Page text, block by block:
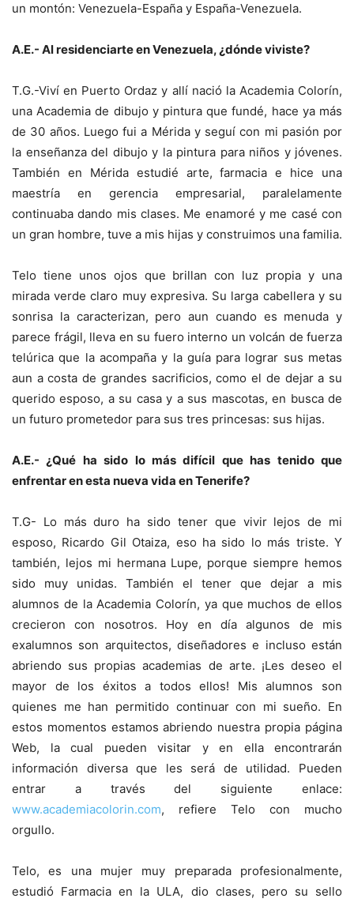
un montón: Venezuela-España y España-Venezuela.
A.E.- Al residenciarte en Venezuela, ¿dónde viviste?
T.G.-Viví en Puerto Ordaz y allí nació la Academia Colorín,
una Academia de dibujo y pintura que fundé, hace ya más
de 30 años. Luego fui a Mérida y seguí con mi pasión por
la enseñanza del dibujo y la pintura para niños y jóvenes.
También en Mérida estudié arte, farmacia e hice una
maestría en gerencia empresarial, paralelamente
continuaba dando mis clases. Me enamoré y me casé con
un gran hombre, tuve a mis hijas y construimos una familia.
Telo tiene unos ojos que brillan con luz propia y una
mirada verde claro muy expresiva. Su larga cabellera y su
sonrisa la caracterizan, pero aun cuando es menuda y
parece frágil, lleva en su fuero interno un volcán de fuerza
telúrica que la acompaña y la guía para lograr sus metas
aun a costa de grandes sacrificios, como el de dejar a su
querido esposo, a su casa y a sus mascotas, en busca de
un futuro prometedor para sus tres princesas: sus hijas.
A.E.- ¿Qué ha sido lo más difícil que has tenido que
enfrentar en esta nueva vida en Tenerife?
T.G- Lo más duro ha sido tener que vivir lejos de mi
esposo, Ricardo Gil Otaiza, eso ha sido lo más triste. Y
también, lejos mi hermana Lupe, porque siempre hemos
sido muy unidas. También el tener que dejar a mis
alumnos de la Academia Colorín, ya que muchos de ellos
crecieron con nosotros. Hoy en día algunos de mis
exalumnos son arquitectos, diseñadores e incluso están
abriendo sus propias academias de arte. ¡Les deseo el
mayor de los éxitos a todos ellos! Mis alumnos son
quienes me han permitido continuar con mi sueño. En
estos momentos estamos abriendo nuestra propia página
Web, la cual pueden visitar y en ella encontrarán
información diversa que les será de utilidad. Pueden
entrar a través del siguiente enlace:
www.academiacolorin.com, refiere Telo con mucho
orgullo.
Telo, es una mujer muy preparada profesionalmente,
estudió Farmacia en la ULA, dio clases, pero su sello